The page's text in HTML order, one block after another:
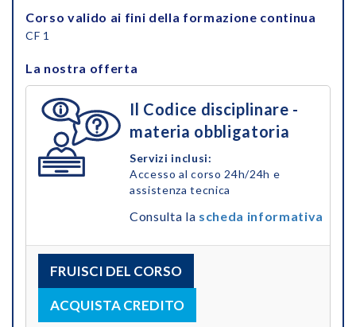
Corso valido ai fini della formazione continua
CF 1
La nostra offerta
Il Codice disciplinare -
materia obbligatoria
Servizi inclusi:
Accesso al corso 24h/24h e
assistenza tecnica
Consulta la scheda informativa
FRUISCI DEL CORSO
ACQUISTA CREDITO